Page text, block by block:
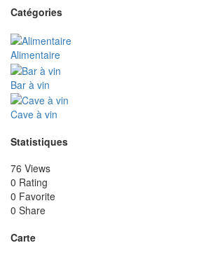
Catégories
Alimentaire
Bar à vin
Cave à vin
Statistiques
76 Views
0 Rating
0 Favorite
0 Share
Carte